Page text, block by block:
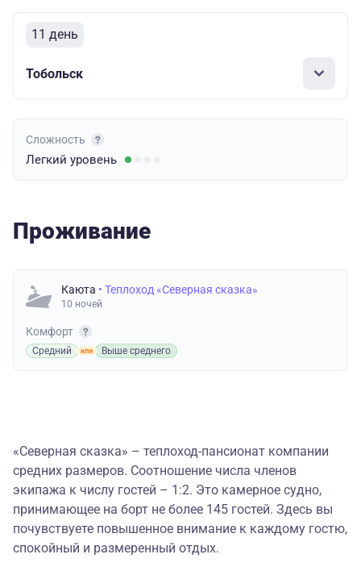
11 день
Тобольск
Сложность
Легкий уровень
Проживание
Каюта • Теплоход «Северная сказка»
10 ночей
Комфорт
Средний Выше среднего
«Северная сказка» – теплоход-пансионат компании
средних размеров. Соотношение числа членов
экипажа к числу гостей – 1:2. Это камерное судно,
принимающее на борт не более 145 гостей. Здесь вы
почувствуете повышенное внимание к каждому гостю,
спокойный и размеренный отдых.